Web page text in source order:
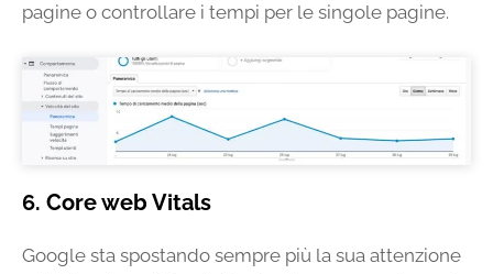
pagine o controllare i tempi per le singole pagine.
6. Core web Vitals
Google sta spostando sempre più la sua attenzione